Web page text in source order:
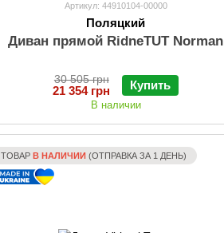
Артикул: 44910104-00000
Поляцкий
Диван прямой RidneTUT Norman
30 505 грн
21 354 грн Купить
В наличии
ТОВАР В НАЛИЧИИ (ОТПРАВКА ЗА 1 ДЕНЬ)